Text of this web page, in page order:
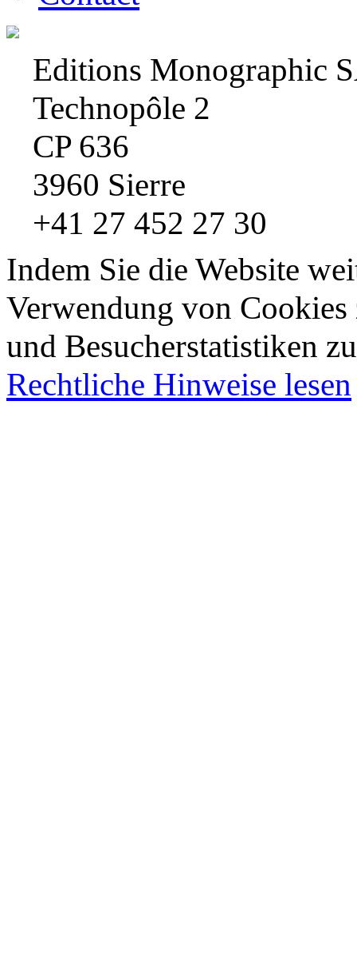
Editions Monographic
Technopôle 2
CP 636
3960 Sierre
+41 27 452 27 30
Indem Sie die Website
Verwendung von
und Besucherstatistiken
Rechtliche Hinweise lesen